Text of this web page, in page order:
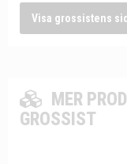
Visa grossistens
MER
GROSSIST